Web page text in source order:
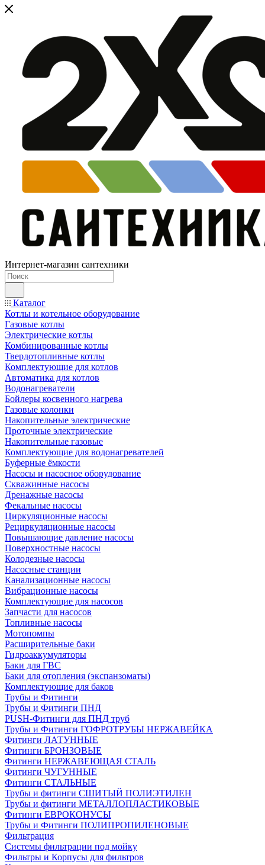
Интернет-магазин сантехники
Каталог
Котлы и котельное оборудование
Газовые котлы
Электрические котлы
Комбинированные котлы
Твердотопливные котлы
Комплектующие для котлов
Автоматика для котлов
Водонагреватели
Бойлеры косвенного нагрева
Газовые колонки
Накопительные электрические
Проточные электрические
Накопительные газовые
Комплектующие для водонагревателей
Буферные ёмкости
Насосы и насосное оборудование
Скважинные насосы
Дренажные насосы
Фекальные насосы
Циркуляционные насосы
Рециркуляционные насосы
Повышающие давление насосы
Поверхностные насосы
Колодезные насосы
Насосные станции
Канализационные насосы
Вибрационные насосы
Комплектующие для насосов
Запчасти для насосов
Топливные насосы
Мотопомпы
Расширительные баки
Гидроаккумуляторы
Баки для ГВС
Баки для отопления (экспанзоматы)
Комплектующие для баков
Трубы и Фитинги
Трубы и Фитинги ПНД
PUSH-Фитинги для ПНД труб
Трубы и Фитинги ГОФРОТРУБЫ НЕРЖАВЕЙКА
Фитинги ЛАТУННЫЕ
Фитинги БРОНЗОВЫЕ
Фитинги НЕРЖАВЕЮЩАЯ СТАЛЬ
Фитинги ЧУГУННЫЕ
Фитинги СТАЛЬНЫЕ
Трубы и фитинги СШИТЫЙ ПОЛИЭТИЛЕН
Трубы и фитинги МЕТАЛЛОПЛАСТИКОВЫЕ
Фитинги ЕВРОКОНУСЫ
Трубы и Фитинги ПОЛИПРОПИЛЕНОВЫЕ
Фильтрация
Системы фильтрации под мойку
Фильтры и Корпусы для фильтров